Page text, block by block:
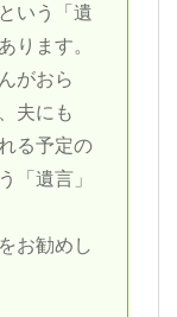
いう「遺
ります。
がおら
夫にも
る予定の
「遺言」
お勧めし